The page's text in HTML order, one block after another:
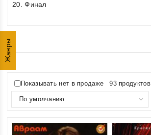
Жанры
20. Финал
Показывать нет в продаже 93 продуктов